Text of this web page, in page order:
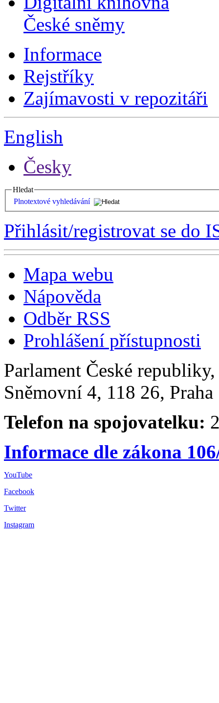
České sněmy
Informace
Rejstříky
Zajímavosti v repozitáři
English
Česky
Hledat
Plnotextové vyhledávání
Přihlásit/registrovat se do
Mapa webu
Nápověda
Odběr RSS
Prohlášení přístupnosti
Parlament České
Sněmovní 4, 118 26,
Telefon na spojovatelku:
Informace dle zákona
YouTube
Facebook
Twitter
Instagram